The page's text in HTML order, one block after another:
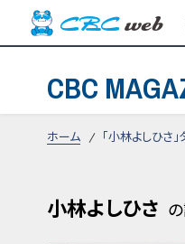
CBC
ホーム 「小林よしひさ
小林よしひさ